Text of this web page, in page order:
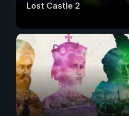
Lost Castle 2